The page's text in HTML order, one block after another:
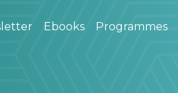
Ebooks Programmes